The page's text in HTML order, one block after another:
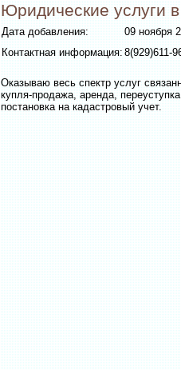
Юридические услуги
Дата добавления:
09 ноября
Контактная информация:8(929)611-
Оказываю весь спектр услуг
купля-продажа, аренда,
постановка на кадастровый учет.